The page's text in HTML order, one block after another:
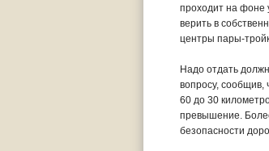
проходит на фоне
верить в
центры пары-
Надо отдать
вопросу, сообщив,
60 до 30
превышение.
безопасности